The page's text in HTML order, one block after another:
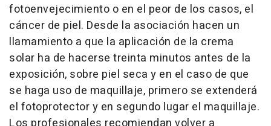
fotoenvejecimiento o en el peor de los casos, el
cáncer de piel. Desde la asociación hacen un
llamamiento a que la aplicación de la crema
solar ha de hacerse treinta minutos antes de la
exposición, sobre piel seca y en el caso de que
se haga uso de maquillaje, primero se extenderá
el fotoprotector y en segundo lugar el maquillaje.